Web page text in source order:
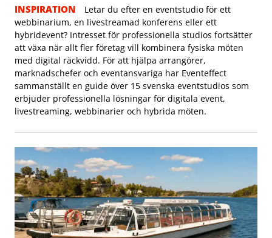
INSPIRATION
Letar du efter en eventstudio för ett
webbinarium, en livestreamad konferens eller ett
hybridevent? Intresset för professionella studios fortsätter
att växa när allt fler företag vill kombinera fysiska möten
med digital räckvidd. För att hjälpa arrangörer,
marknadschefer och eventansvariga har Eventeffect
sammanställt en guide över 15 svenska eventstudios som
erbjuder professionella lösningar för digitala event,
livestreaming, webbinarier och hybrida möten.